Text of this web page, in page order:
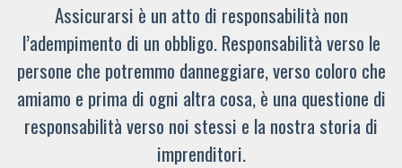
Assicurarsi è un atto di responsabilità non
l’adempimento di un obbligo. Responsabilità verso le
persone che potremmo danneggiare, verso coloro che
amiamo e prima di ogni altra cosa, è una questione di
responsabilità verso noi stessi e la nostra storia di
imprenditori.